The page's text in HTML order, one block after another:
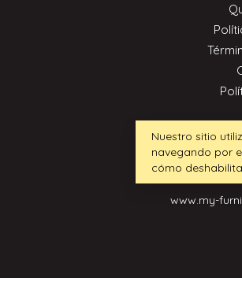
www.my-
Nuestro sitio
navegando por
cómo